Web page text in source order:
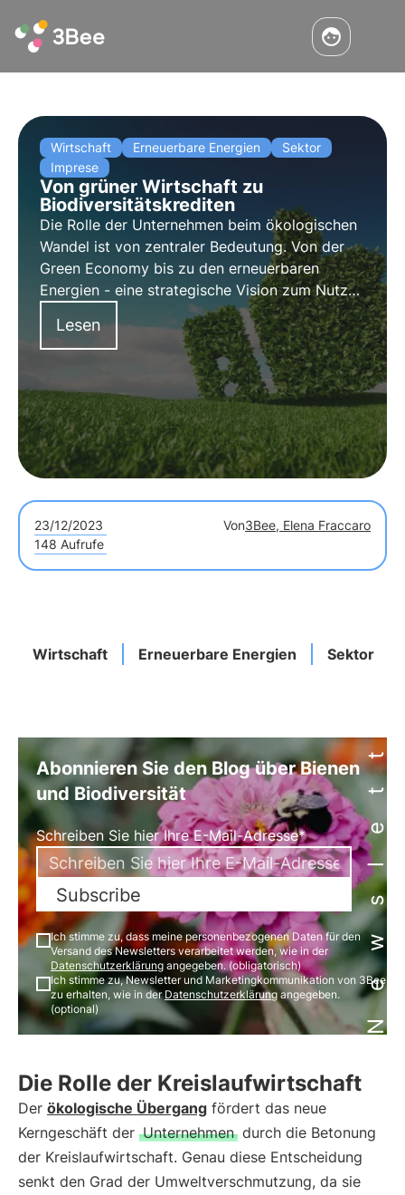
Wirtschaft Erneuerbare Energien
Sektor
Imprese
Von grüner Wirtschaft zu
Biodiversitätskrediten
Die Rolle der Unternehmen beim ökologischen
Wandel ist von zentraler Bedeutung. Von der
Green Economy bis zu den erneuerbaren
Energien - eine strategische Vision zum Nutzen
der Umwelt wird immer wichtiger. In diesem
Zusammenhang kommen Biodiversitäts-
Credits, ein wichtiges neues Instrument für
Unternehmen, ins Spiel.
Lesen
23/12/2023 Von3Bee, Elena Fraccaro
148 Aufrufe
Wirtschaft Erneuerbare Energien SektorNewsletter
Abonnieren Sie den Blog über Bienen
und Biodiversität
Schreiben Sie hier Ihre E-Mail-Adresse*
Subscribe
Ich stimme zu, dass meine personenbezogenen Daten für den
Versand des Newsletters verarbeitet werden, wie in der
Datenschutzerklärung angegeben. (obligatorisch)
Ich stimme zu, Newsletter und Marketingkommunikation von 3Bee
zu erhalten, wie in derDatenschutzerklärungangegeben.
(optional)
Die Rolle der Kreislaufwirtschaft
Der ökologische Übergang fördert das neue
Kerngeschäft der Unternehmen durch die Betonung
der Kreislaufwirtschaft. Genau diese Entscheidung
senkt den Grad der Umweltverschmutzung, da sie